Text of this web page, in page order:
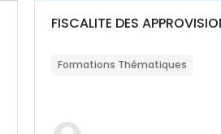
Catégorie de cours
Nom du cours
FISCALITE DES
Formations Thématiques